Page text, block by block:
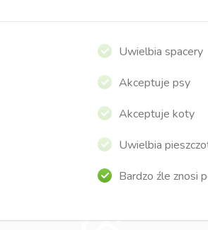
Uwielbia spacery
Akceptuje psy
Akceptuje koty
Uwielbia
Bardzo źle znosi